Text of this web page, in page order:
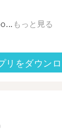
もっと見る
リをダウン